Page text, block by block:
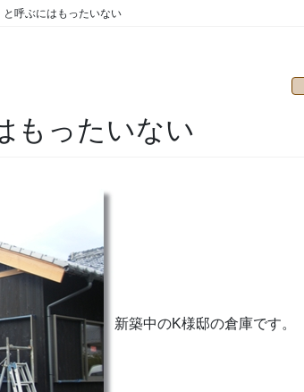
と呼ぶにはもったいない
もったいない
新築中のK様邸の倉庫です。